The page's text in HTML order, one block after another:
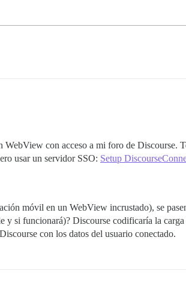
con acceso a mi foro de Discourse.
usar un servidor SSO: Setup
móvil en un WebView incrustado), se
y si funcionará)? Discourse codificaría la
con los datos del usuario conectado.